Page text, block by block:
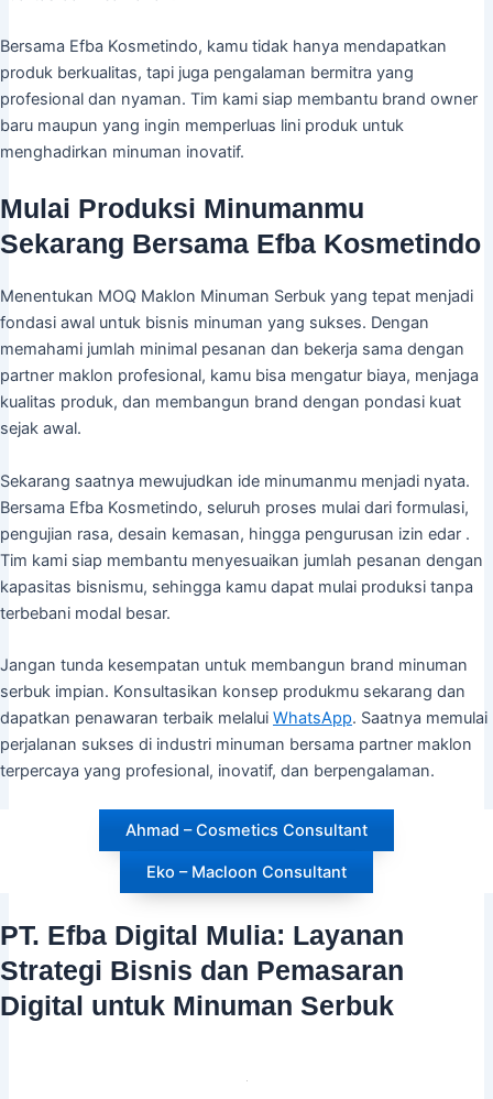
Bersama Efba Kosmetindo, kamu tidak hanya mendapatkan
produk berkualitas, tapi juga pengalaman bermitra yang
profesional dan nyaman. Tim kami siap membantu brand owner
baru maupun yang ingin memperluas lini produk untuk
menghadirkan minuman inovatif.
Mulai Produksi Minumanmu
Sekarang Bersama Efba Kosmetindo
Menentukan MOQ Maklon Minuman Serbuk yang tepat menjadi
fondasi awal untuk bisnis minuman yang sukses. Dengan
memahami jumlah minimal pesanan dan bekerja sama dengan
partner maklon profesional, kamu bisa mengatur biaya, menjaga
kualitas produk, dan membangun brand dengan pondasi kuat
sejak awal.
Sekarang saatnya mewujudkan ide minumanmu menjadi nyata.
Bersama Efba Kosmetindo, seluruh proses mulai dari formulasi,
pengujian rasa, desain kemasan, hingga pengurusan izin edar .
Tim kami siap membantu menyesuaikan jumlah pesanan dengan
kapasitas bisnismu, sehingga kamu dapat mulai produksi tanpa
terbebani modal besar.
Jangan tunda kesempatan untuk membangun brand minuman
serbuk impian. Konsultasikan konsep produkmu sekarang dan
dapatkan penawaran terbaik melalui WhatsApp. Saatnya memulai
perjalanan sukses di industri minuman bersama partner maklon
terpercaya yang profesional, inovatif, dan berpengalaman.
Ahmad – Cosmetics Consultant
Eko – Macloon Consultant
PT. Efba Digital Mulia: Layanan
Strategi Bisnis dan Pemasaran
Digital untuk Minuman Serbuk